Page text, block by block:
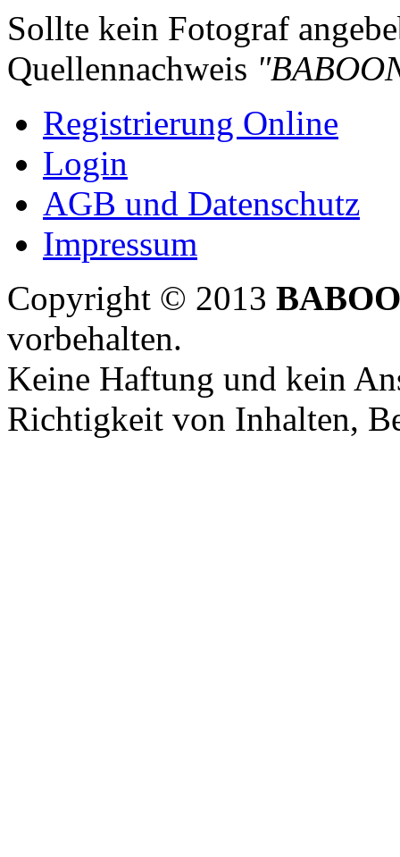
Sollte kein Fotograf
Quellennachweis
Registrierung Online
Login
AGB und Datenschutz
Impressum
Copyright © 2013
vorbehalten.
Keine Haftung und kein
Richtigkeit von Inhalten,